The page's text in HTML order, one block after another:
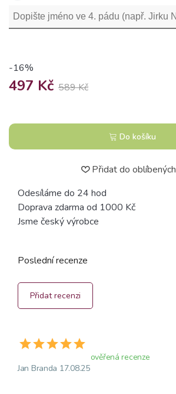
-16%
497 Kč 589 Kč
Do košíku
Přidat do oblíbených
Odesíláme do 24 hod
Doprava zdarma od 1000 Kč
Jsme český výrobce
Poslední recenze
Přidat recenzi
ověřená recenze
Jan Branda 17.08.25